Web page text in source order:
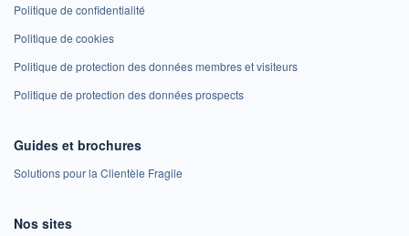
Politique de confidentialité
Politique de cookies
Politique de protection des données membres et visiteurs
Politique de protection des données prospects
Guides et brochures
Solutions pour la Clientèle Fragile
Nos sites